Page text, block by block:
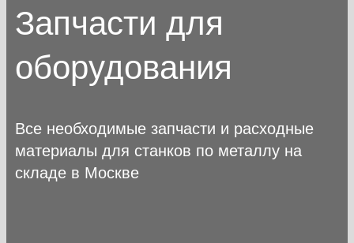
Запчасти для
оборудования
Все необходимые запчасти и расходные
материалы для станков по металлу на
складе в Москве